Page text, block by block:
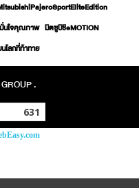
นใจคุณภาพ มิตซูบิชิeMOTION
โลกที่ท้าทาย
.
631